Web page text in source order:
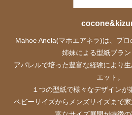
Mahoe Anela(マホエアネラ)は、プ
姉妹による型紙ブラン
アパレルで培った豊富な経験により
エット。
１つの型紙で様々なデザインが
ベビーサイズからメンズサイズまで